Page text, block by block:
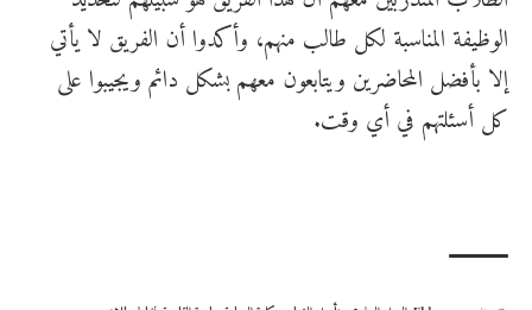
الوظيفة المناسبة لكل طالب منهم، وأكدوا أن الفريق لا يأتي
إلا بأفضل المحاضرين ويتابعون معهم بشكل دائم ويجيبوا على
كل أسئلتهم في أي وقت.